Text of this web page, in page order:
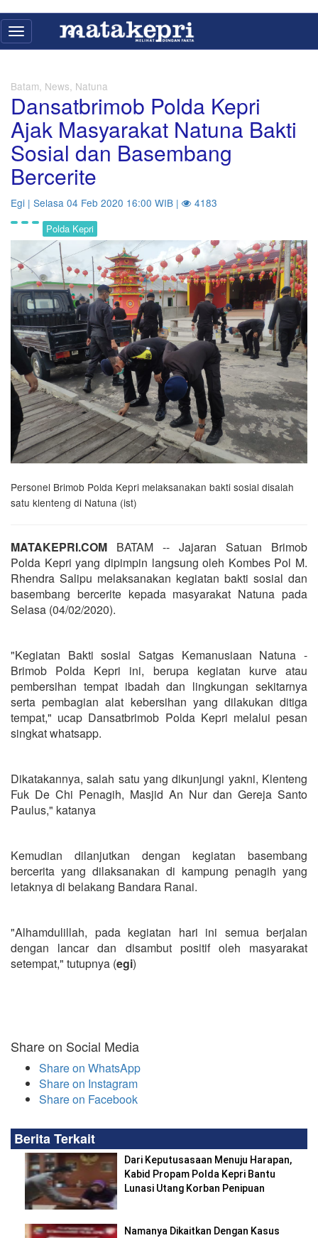
Toggle
navigation
Batam, News, Natuna
Dansatbrimob Polda Kepri
Ajak Masyarakat Natuna Bakti
Sosial dan Basembang
Bercerite
Egi | Selasa 04 Feb 2020 16:00 WIB | 4183
Polda Kepri
Personel Brimob Polda Kepri melaksanakan bakti sosial disalah
satu klenteng di Natuna (ist)
MATAKEPRI.COM BATAM -- Jajaran Satuan Brimob
Polda Kepri yang dipimpin langsung oleh Kombes Pol M.
Rhendra Salipu melaksanakan kegiatan bakti sosial dan
basembang bercerite kepada masyarakat Natuna pada
Selasa (04/02/2020).
"Kegiatan Bakti sosial Satgas Kemanusiaan Natuna -
Brimob Polda Kepri ini, berupa kegiatan kurve atau
pembersihan tempat ibadah dan lingkungan sekitarnya
serta pembagian alat kebersihan yang dilakukan ditiga
tempat," ucap Dansatbrimob Polda Kepri melalui pesan
singkat whatsapp.
Dikatakannya, salah satu yang dikunjungi yakni, Klenteng
Fuk De Chi Penagih, Masjid An Nur dan Gereja Santo
Paulus," katanya
Kemudian dilanjutkan dengan kegiatan basembang
bercerita yang dilaksanakan di kampung penagih yang
letaknya di belakang Bandara Ranai.
"Alhamdulillah, pada kegiatan hari ini semua berjalan
dengan lancar dan disambut positif oleh masyarakat
setempat," tutupnya (egi)
Share on Social Media
Share on WhatsApp
Share on Instagram
Share on Facebook
Berita Terkait
Dari Keputusasaan Menuju Harapan,
Kabid Propam Polda Kepri Bantu
Lunasi Utang Korban Penipuan
Namanya Dikaitkan Dengan Kasus